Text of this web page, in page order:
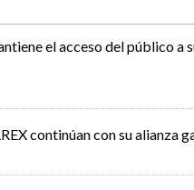
el acceso del público a
continúan con su alianza